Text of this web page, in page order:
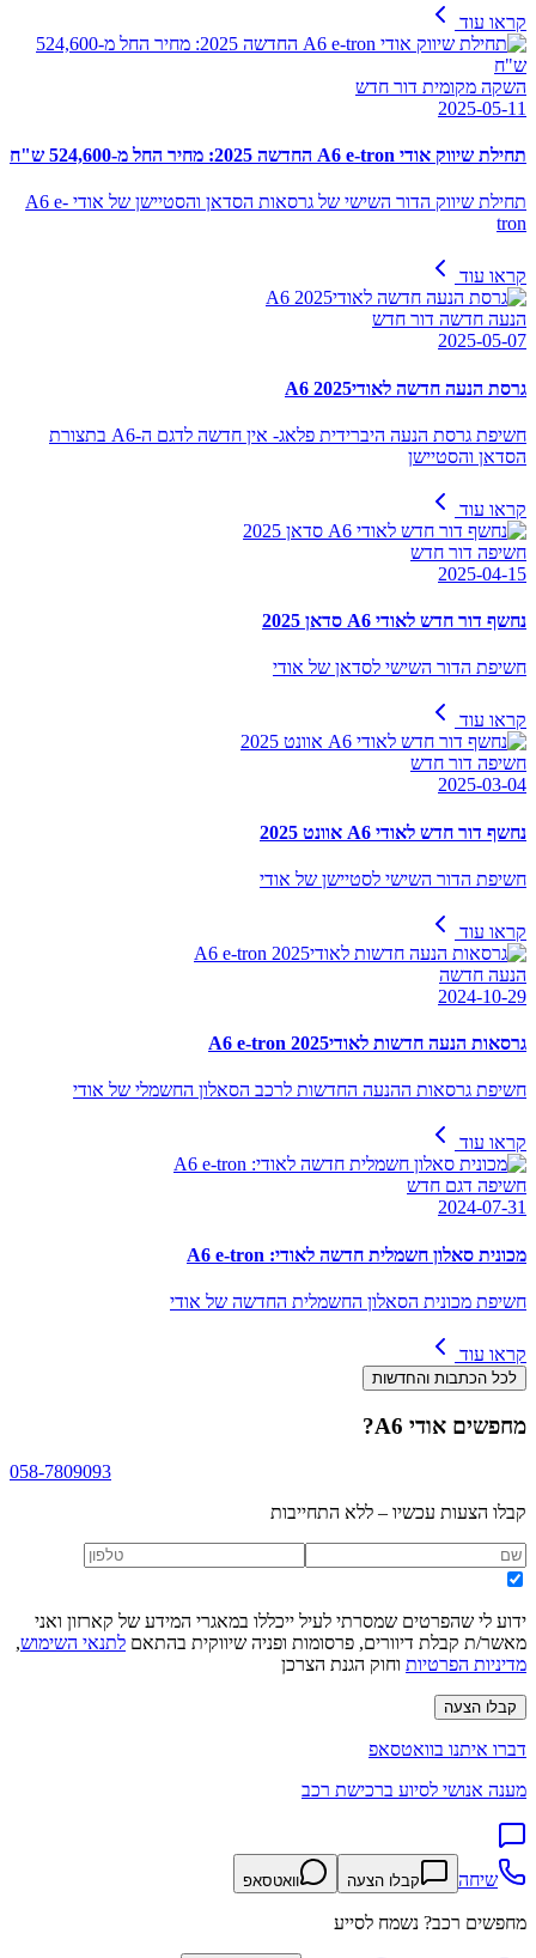
קראו עוד
השקה מקומית דור חדש
2025-05-11
תחילת שיווק אודי A6 e-tron החדשה 2025: מחיר החל מ-524,600 ש"ח
תחילת שיווק הדור השישי של גרסאות הסדאן והסטיישן של אודי A6 e-
tron
קראו עוד
הנעה חדשה דור חדש
2025-05-07
גרסת הנעה חדשה לאודיA6 2025
חשיפת גרסת הנעה היברידית פלאג- אין חדשה לדגם ה-A6 בתצורת
הסדאן והסטיישן
קראו עוד
חשיפה דור חדש
2025-04-15
נחשף דור חדש לאודי A6 סדאן 2025
חשיפת הדור השישי לסדאן של אודי
קראו עוד
חשיפה דור חדש
2025-03-04
נחשף דור חדש לאודי A6 אוונט 2025
חשיפת הדור השישי לסטיישן של אודי
קראו עוד
הנעה חדשה
2024-10-29
גרסאות הנעה חדשות לאודיA6 e-tron 2025
חשיפת גרסאות ההנעה החדשות לרכב הסאלון החשמלי של אודי
קראו עוד
חשיפה דגם חדש
2024-07-31
מכונית סאלון חשמלית חדשה לאודי: A6 e-tron
חשיפת מכונית הסאלון החשמלית החדשה של אודי
קראו עוד
לכל הכתבות והחדשות
מחפשים אודי A6 ?
058-7809093
קבלו הצעות עכשיו – ללא התחייבות
ידוע לי שהפרטים שמסרתי לעיל ייכללו במאגרי המידע של קארזון ואני
מאשר/ת קבלת דיוורים, פרסומות ופניה שיווקית בהתאם לתנאי השימוש,
מדיניות הפרטיות וחוק הגנת הצרכן
קבלו הצעה
דברו איתנו בוואטסאפ
מענה אנושי לסיוע ברכישת רכב
שיחה קבלו הצעה וואטסאפ
מחפשים רכב? נשמח לסייע